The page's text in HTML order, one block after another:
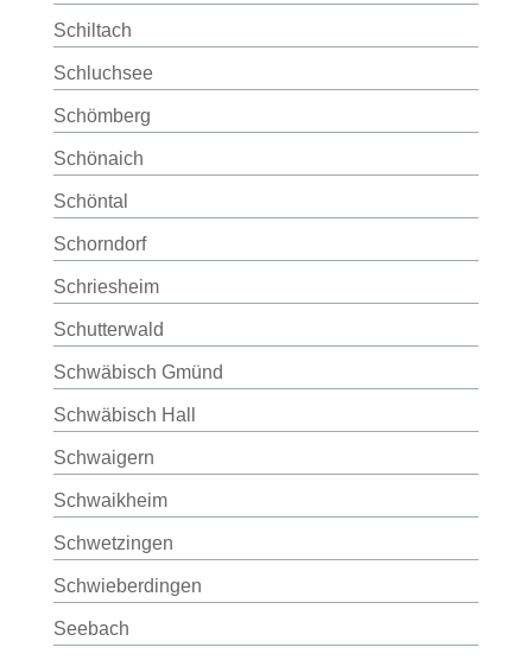
Schiltach
Schluchsee
Schömberg
Schönaich
Schöntal
Schorndorf
Schriesheim
Schutterwald
Schwäbisch Gmünd
Schwäbisch Hall
Schwaigern
Schwaikheim
Schwetzingen
Schwieberdingen
Seebach